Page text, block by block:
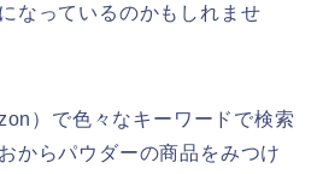
なっているのかもしれませ
）で色々なキーワードで検索
からパウダーの商品をみつけ